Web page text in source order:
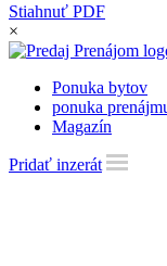
Stiahnuť PDF
×
Ponuka bytov
ponuka
Magazín
Pridať inzerát